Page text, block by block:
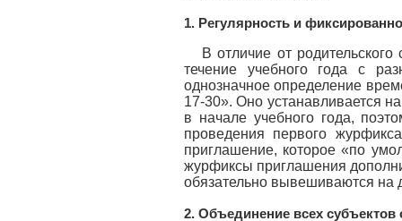
1. Регулярность и
В отличие от
течение учебного года с
однозначное определение
17-30». Оно устанавливается
в начале учебного года,
проведения первого
приглашение, которое «по
журфиксы приглашения
обязательно вывешиваются на
2. Объединение всех субъектов